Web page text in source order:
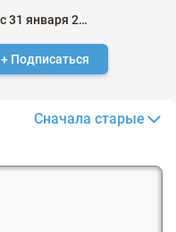
с 31 января 2015
+ Подписаться
Сначала старые